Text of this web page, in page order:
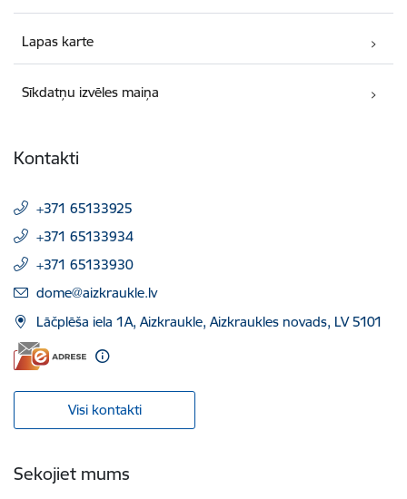
Lapas karte
Sīkdatņu izvēles maiņa
Kontakti
+371 65133925
+371 65133934
+371 65133930
E-pasts:
dome@aizkraukle.lv
Lāčplēša iela 1A, Aizkraukle, Aizkraukles novads, LV 5101
Visi kontakti
Sekojiet mums